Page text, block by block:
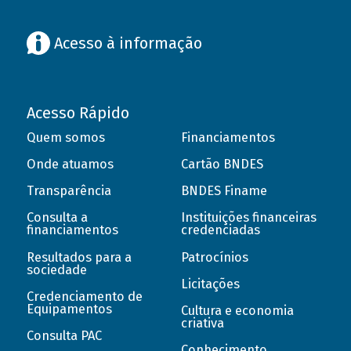
Acesso à informação
Acesso Rápido
Quem somos
Onde atuamos
Transparência
Consulta a
financiamentos
Resultados para a
sociedade
Credenciamento de
Equipamentos
Consulta PAC
Financiamentos
Cartão BNDES
BNDES Finame
Instituições financeiras
credenciadas
Patrocínios
Licitações
Cultura e economia
criativa